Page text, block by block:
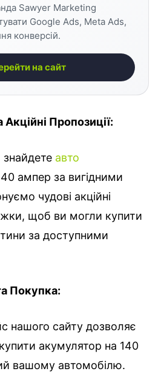
Sawyer Marketing
Google Ads, Meta Ads,
конверсій.
на сайт
Пропозиції:
авто
ампер за вигідними
чудові акційні
щоб ви могли купити
за доступними
Покупка:
нашого сайту дозволяє
купити акумулятор на 140
вашому автомобілю.